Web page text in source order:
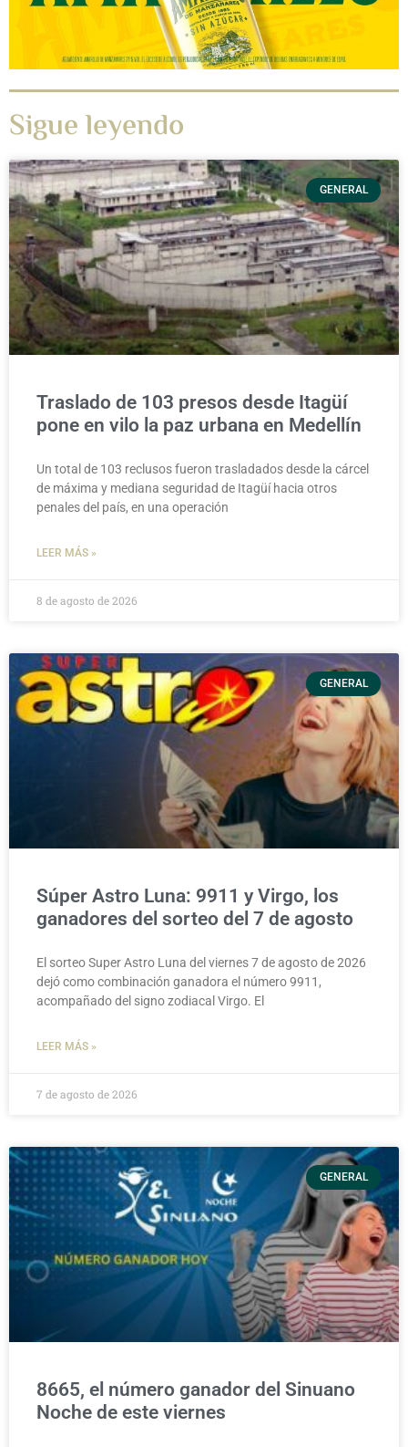
Sigue leyendo
GENERAL
Traslado de 103 presos desde Itagüí
pone en vilo la paz urbana en Medellín
Un total de 103 reclusos fueron trasladados desde la cárcel
de máxima y mediana seguridad de Itagüí hacia otros
penales del país, en una operación
LEER MÁS »
8 de agosto de 2026
GENERAL
Súper Astro Luna: 9911 y Virgo, los
ganadores del sorteo del 7 de agosto
El sorteo Super Astro Luna del viernes 7 de agosto de 2026
dejó como combinación ganadora el número 9911,
acompañado del signo zodiacal Virgo. El
LEER MÁS »
7 de agosto de 2026
GENERAL
8665, el número ganador del Sinuano
Noche de este viernes